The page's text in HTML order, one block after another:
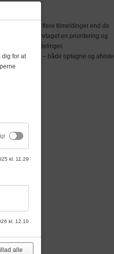
der kommer flere tilmeldinger end de
udløb blive foretaget en prioritering og
og afdelinger.
Alle tilmeldte – både optagne og afviste
dig for at
kl. 11.29
kl. 12.10
alle